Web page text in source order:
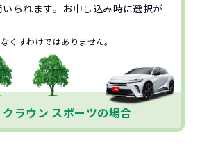
られます。お申し込み時に選択が
くすわけではありません。
ラウン スポーツの場合